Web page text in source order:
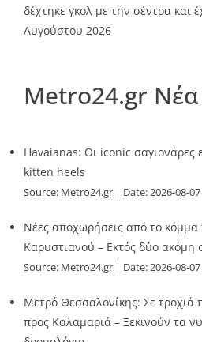
δέχτηκε γκολ με την σέντρα και
Αυγούστου 2026
Metro24.gr Νέα
Havaianas: Οι iconic σαγιονάρες
kitten heels
Source: Metro24.gr Date: 2026-08-07
Νέες αποχωρήσεις από το
Καρυστιανού – Εκτός δύο ακόμη
Source: Metro24.gr Date: 2026-08-07
Μετρό Θεσσαλονίκης: Σε τροχιά
προς Καλαμαριά – Ξεκινούν τα